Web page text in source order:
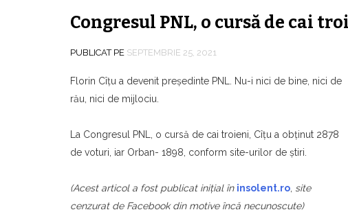
Congresul PNL, o cursă de cai
PUBLICAT PE SEPTEMBRIE 25, 2021
Florin Cîţu a devenit preşedinte PNL. Nu-i nici de bine, nici de
rău, nici de mijlociu.
La Congresul PNL, o cursă de cai troieni, Cîțu a obținut 2878
de voturi, iar Orban- 1898, conform site-urilor de ştiri.
(Acest articol a fost publicat iniţial în insolent.ro site
cenzurat de Facebook din motive încă necunoscute)